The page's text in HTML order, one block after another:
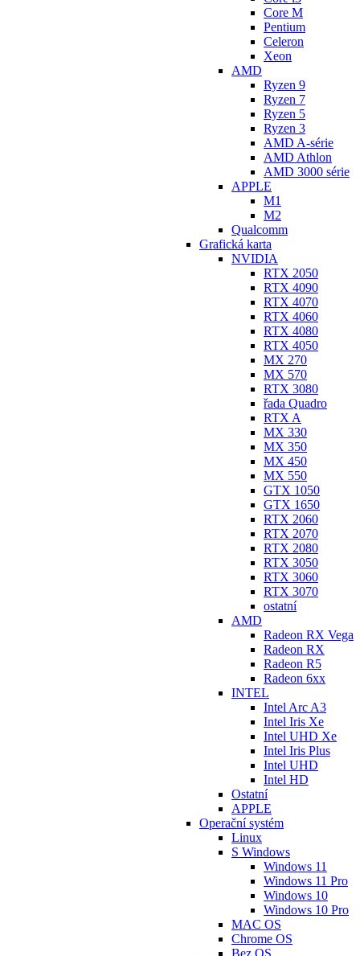
Core M
Pentium
Celeron
Xeon
AMD
Ryzen 9
Ryzen 7
Ryzen 5
Ryzen 3
AMD A-série
AMD Athlon
AMD 3000 série
APPLE
M1
M2
Qualcomm
Grafická karta
NVIDIA
RTX 2050
RTX 4090
RTX 4070
RTX 4060
RTX 4080
RTX 4050
MX 270
MX 570
RTX 3080
řada Quadro
RTX A
MX 330
MX 350
MX 450
MX 550
GTX 1050
GTX 1650
RTX 2060
RTX 2070
RTX 2080
RTX 3050
RTX 3060
RTX 3070
ostatní
AMD
Radeon RX Vega
Radeon RX
Radeon R5
Radeon 6xx
INTEL
Intel Arc A3
Intel Iris Xe
Intel UHD Xe
Intel Iris Plus
Intel UHD
Intel HD
Ostatní
APPLE
Operační systém
Linux
S Windows
Windows 11
Windows 11 Pro
Windows 10
Windows 10 Pro
MAC OS
Chrome OS